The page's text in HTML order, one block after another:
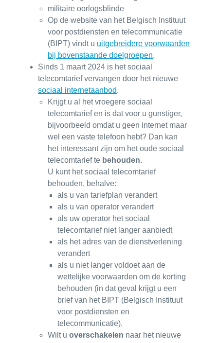
militaire oorlogsblinde
Op de website van het Belgisch Instituut
voor postdiensten en telecommunicatie
(BIPT) vindt u uitgebreidere voorwaarden
bij bovenstaande doelgroepen.
Sinds 1 maart 2024 is het sociaal
telecomtarief vervangen door het nieuwe
sociaal internetaanbod.
Krijgt u al het vroegere sociaal
telecomtarief en is dat voor u gunstiger,
bijvoorbeeld omdat u geen internet maar
wel een vaste telefoon hebt? Dan kan
het interessant zijn om het oude sociaal
telecomtarief te behouden.
U kunt het sociaal telecomtarief
behouden, behalve:
als u van tariefplan verandert
als u van operator verandert
als uw operator het sociaal
telecomtarief niet langer aanbiedt
als het adres van de dienstverlening
verandert
als u niet langer voldoet aan de
wettelijke voorwaarden om de korting
behouden (in dat geval krijgt u een
brief van het BIPT (Belgisch Instituut
voor postdiensten en
telecommunicatie).
Wilt u overschakelen naar het nieuwe